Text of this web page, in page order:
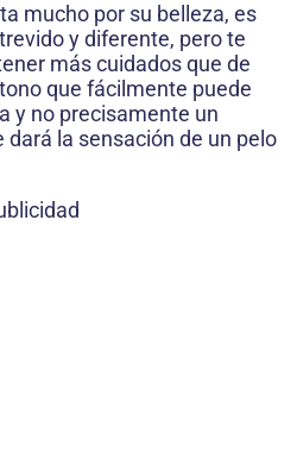
mucho por su belleza, es
y diferente, pero te
más cuidados que de
que fácilmente puede
y no precisamente un
dará la sensación de un pelo